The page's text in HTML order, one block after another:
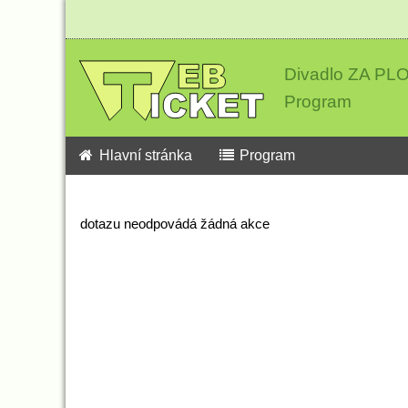
Divadlo ZA
Program
Hlavní stránka Program
dotazu neodpovádá žádná akce